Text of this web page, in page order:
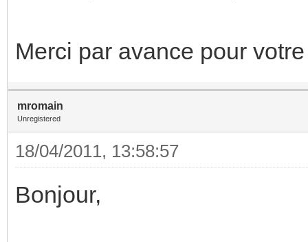
Merci par avance pour
mromain
Unregistered
18/04/2011, 13:58:57
Bonjour,